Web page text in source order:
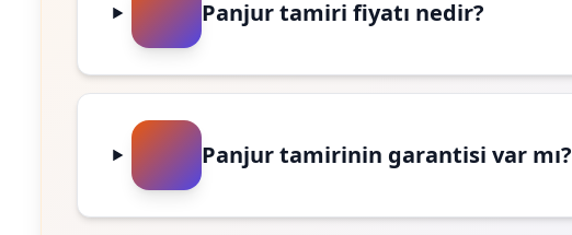
Panjur tamiri fiyatı nedir?
Panjur tamirinin garantisi var mı?